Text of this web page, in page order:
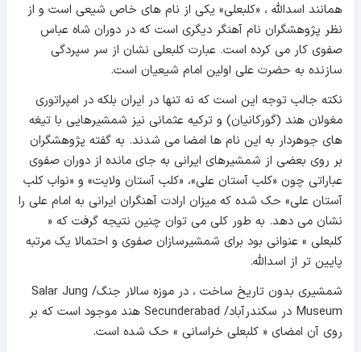
همانند اسدالله ، «کلبعلی» یکی از نام های خاص شیعی است و از
نظر پژوهشگران نام آهنگر دیگری است که در دوران شاه عباس
صفوی کار می کرده است. عبارت کلبعلی نشان از سر سپردگی
سازنده به حضرت علی اولين امام شيعيان است.
نکته جالب توجه این است که نه تنها در ايران بلکه در امپراتوری
مغولان هند (گورکانيان) و ترکيه عثمانی نيز شمشيرهایی با تيغه
های جوهردار به این نام ها امضا می شدند. به گفته پژوهشگران
بر روی بعضی از شمشيرهای ايرانی به جای مانده از دوران صفوی
عباراتی چون «کلب آستان علی»، «کلب آستان ولايت» و «نواب کلب
آستان علی» حک شده که ميزان ارادت آهنگران ايرانی به امام علی را
نشان می دهد. به طور کلی می توان چنین نتیجه گرفت که «
کلبعلی » عنوانی بود برای شمشيرسازان صفوی و احتمالا يک مرتبه
پايين تر از اسدالله.
شمشيری بدون تاريخ ساخت ، در موزه سالار جنگ/ Salar Jung
Museum در سکندرآباد/ Secunderabad هند موجود است که بر
روی آن امضای « کلبعلی خراسانی » حک شده است.